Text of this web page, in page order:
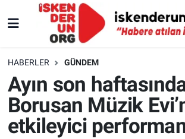
HABERLER GÜNDEM
Ayın son
Borusan Müzik
etkileyici